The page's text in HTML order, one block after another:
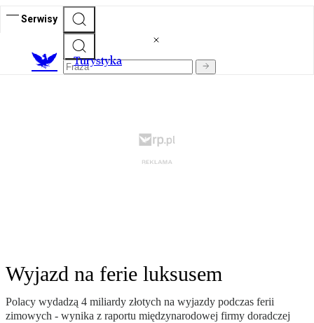
Serwisy
Turystyka
Wyjazd na ferie luksusem
Polacy wydadzą 4 miliardy złotych na wyjazdy podczas ferii
zimowych - wynika z raportu międzynarodowej firmy doradczej